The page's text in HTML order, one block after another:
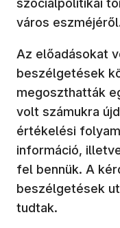
szociálpolitikai
város
Az előadásokat
beszélgetések
megoszthatták
volt számukra
értékelési
információ,
fel bennük. A
beszélgetések
tudtak.